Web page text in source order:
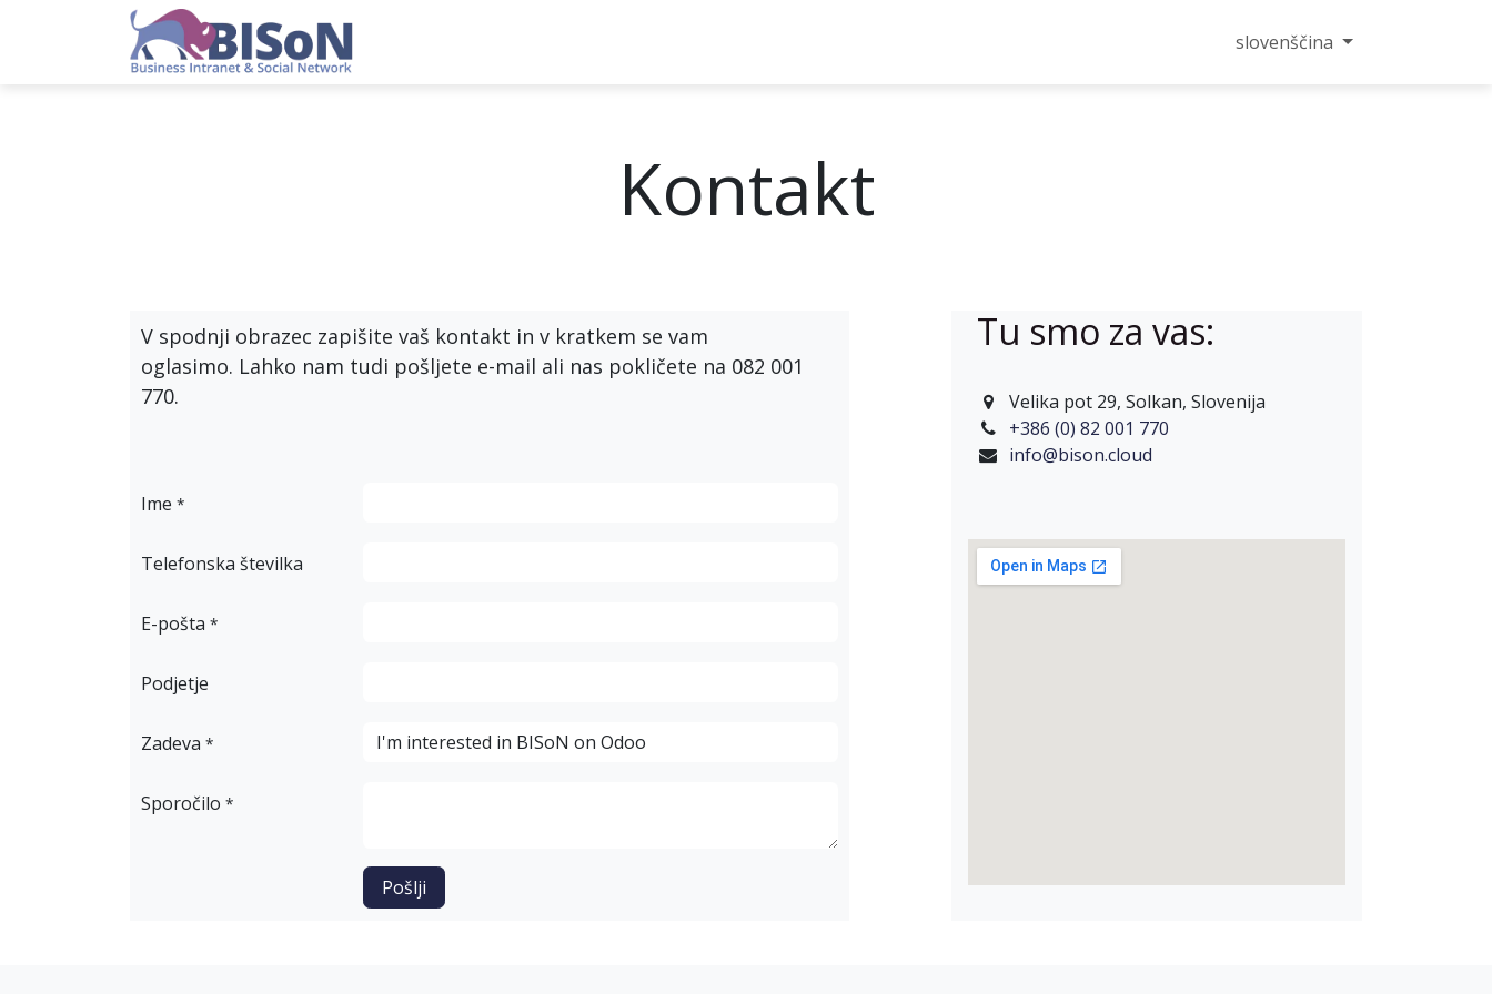
slovenščina
Kontakt
V spodnji obrazec zapišite vaš kontakt in v kratkem se vam
oglasimo. Lahko nam tudi pošljete e-mail ali nas pokličete na 082 001
770.
Ime *
Telefonska številka
E-pošta *
Podjetje
Zadeva *
Sporočilo *
Pošlji
Tu smo za vas:
Velika pot 29, Solkan, Slovenija
+386 (0) 82 001 770
info@bison.cloud